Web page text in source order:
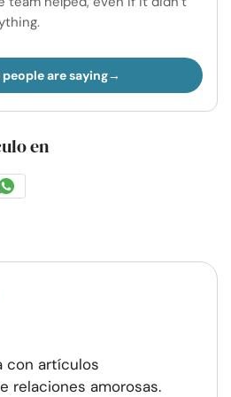
people are saying
en
Compartir
con artículos
relaciones amorosas.